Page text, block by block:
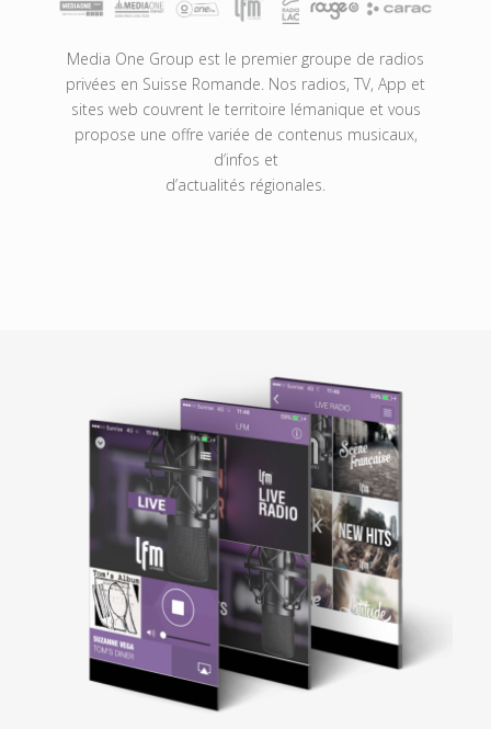
Media One Group est le premier groupe de radios
privées en Suisse Romande. Nos radios, TV, App et
sites web couvrent le territoire lémanique et vous
propose une offre variée de contenus musicaux,
d’infos et
d’actualités régionales.